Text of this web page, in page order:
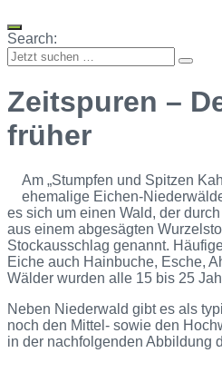
Search:
Zeitspuren –
früher
Am „Stumpfen und Spitzen
ehemalige Eichen-
es sich um einen Wald, der
aus einem abgesägten
Stockausschlag genannt.
Eiche auch Hainbuche, Esche,
Wälder wurden alle 15 bis 25
Neben Niederwald gibt es als
noch den Mittel- sowie den
in der nachfolgenden Abbildung